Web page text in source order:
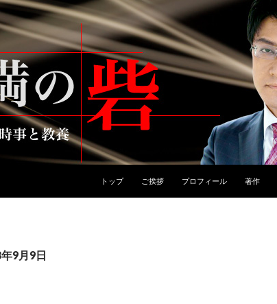
トップ ご挨拶 プロフィール 著作
9月9日